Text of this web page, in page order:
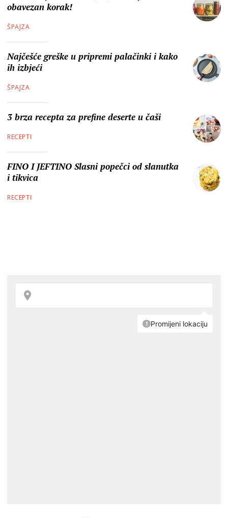
obavezan korak!
ŠPAJZA
Najčešće greške u pripremi palačinki i kako
ih izbjeći
ŠPAJZA
3 brza recepta za prefine deserte u čaši
RECEPTI
FINO I JEFTINO Slasni popečci od slanutka
i tikvica
RECEPTI